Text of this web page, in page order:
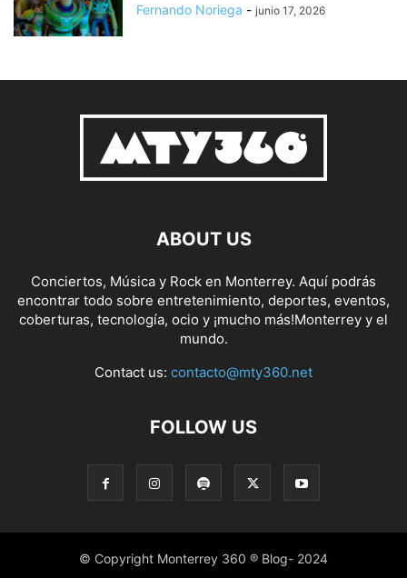
Fernando Noriega - junio 17, 2026
ABOUT US
Conciertos, Música y Rock en Monterrey. Aquí podrás
encontrar todo sobre entretenimiento, deportes, eventos,
coberturas, tecnología, ocio y ¡mucho más!Monterrey y el
mundo.
Contact us: contacto@mty360.net
FOLLOW US
© Copyright Monterrey 360 ® Blog- 2024